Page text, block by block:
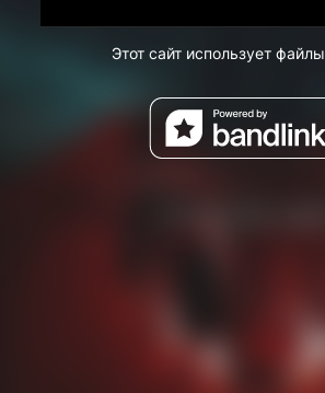
Этот сайт использует файлы